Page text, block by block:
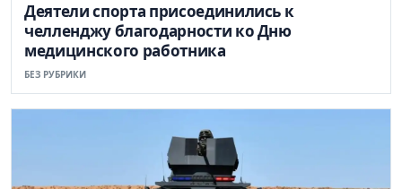
Деятели спорта присоединились к
челленджу благодарности ко Дню
медицинского работника
БЕЗ РУБРИКИ